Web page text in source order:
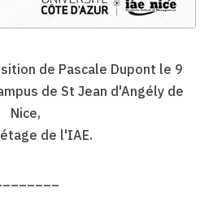
de Pascale Dupont le 9
de St Jean d'Angély de
Nice,
étage de l'IAE.